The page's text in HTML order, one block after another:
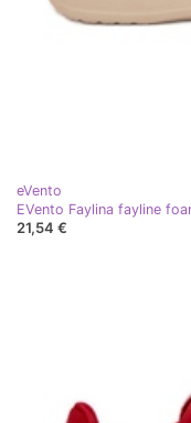
eVento
EVento Faylina fayline
21,54 €